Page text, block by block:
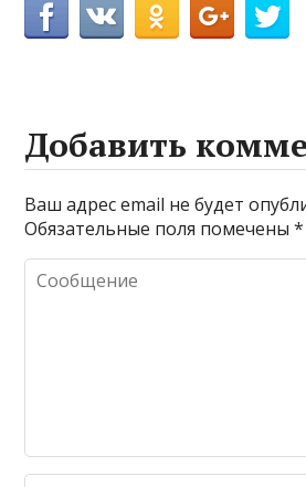
Добавить
Ваш адрес email не будет
Обязательные поля помечены*